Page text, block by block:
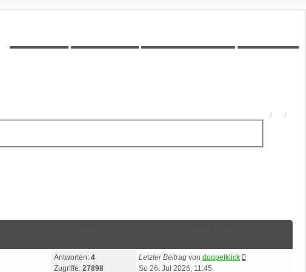
Antworten: 4
Zugriffe: 27898
Letzter Beitrag von doppelklick
So 26. Jul 2026, 11:45